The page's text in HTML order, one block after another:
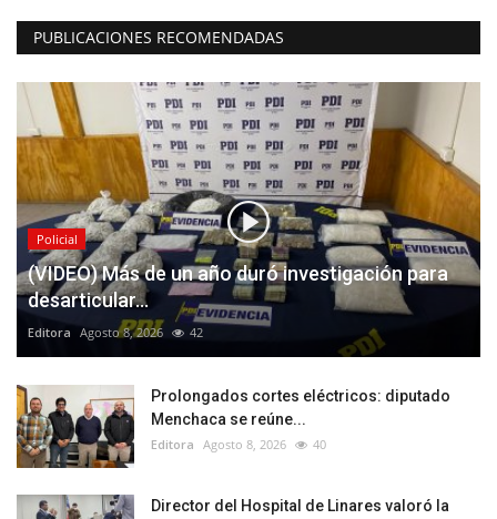
PUBLICACIONES RECOMENDADAS
Policial
(VIDEO) Más de un año duró investigación para
desarticular...
Editora Agosto 8, 2026 42
Prolongados cortes eléctricos: diputado
Menchaca se reúne...
Editora Agosto 8, 2026 40
Director del Hospital de Linares valoró la